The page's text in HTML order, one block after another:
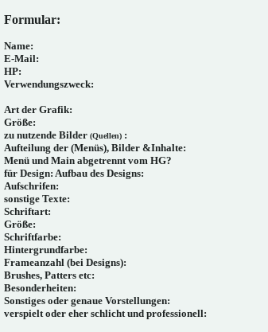
Formular:
Name:
E-Mail:
HP:
Verwendungszweck:
Art der Grafik:
Größe:
zu nutzende Bilder (Quellen) :
Aufteilung der (Menüs), Bilder &Inhalte:
Menü und Main abgetrennt vom HG?
für Design: Aufbau des Designs:
Aufschrifen:
sonstige Texte:
Schriftart:
Größe:
Schriftfarbe:
Hintergrundfarbe:
Frameanzahl (bei Designs):
Brushes, Patters etc:
Besonderheiten:
Sonstiges oder genaue Vorstellungen:
verspielt oder eher schlicht und professionell: